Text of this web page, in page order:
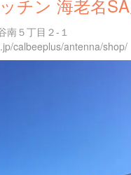
チン 海老名
南５丁目２-１
calbeeplus/antenna/shop/